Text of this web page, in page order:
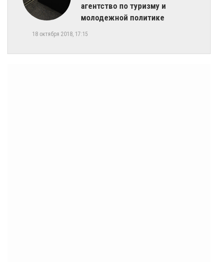
агентство по туризму и
молодежной политике
18 октября 2018, 17:15